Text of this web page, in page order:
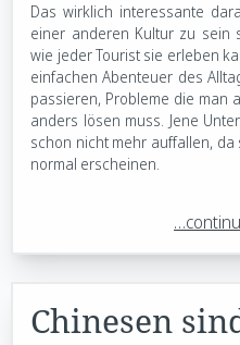
Das wirklich interessante
einer anderen Kultur zu sein
wie jeder Tourist sie erleben
einfachen Abenteuer des
passieren, Probleme die man
anders lösen muss. Jene
schon nicht mehr auffallen,
normal erscheinen.
Chinesen